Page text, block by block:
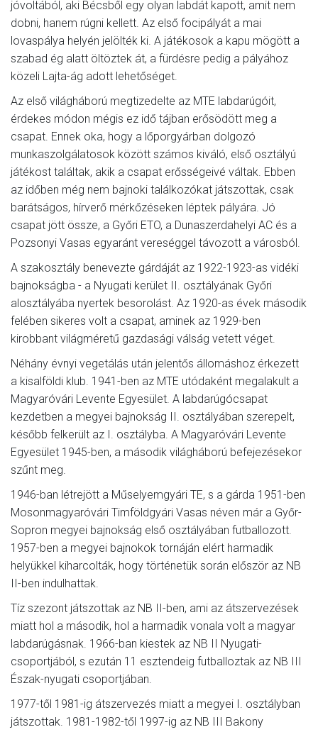
jóvoltából, aki Bécsből egy olyan labdát kapott, amit nem
dobni, hanem rúgni kellett. Az első focipályát a mai
lovaspálya helyén jelölték ki. A játékosok a kapu mögött a
szabad ég alatt öltöztek át, a fürdésre pedig a pályához
közeli Lajta-ág adott lehetőséget.
Az első világháború megtizedelte az MTE labdarúgóit,
érdekes módon mégis ez idő tájban erősödött meg a
csapat. Ennek oka, hogy a lőporgyárban dolgozó
munkaszolgálatosok között számos kiváló, első osztályú
játékost találtak, akik a csapat erősségeivé váltak. Ebben
az időben még nem bajnoki találkozókat játszottak, csak
barátságos, hírverő mérkőzéseken léptek pályára. Jó
csapat jött össze, a Győri ETO, a Dunaszerdahelyi AC és a
Pozsonyi Vasas egyaránt vereséggel távozott a városból.
A szakosztály benevezte gárdáját az 1922-1923-as vidéki
bajnokságba - a Nyugati kerület II. osztályának Győri
alosztályába nyertek besorolást. Az 1920-as évek második
felében sikeres volt a csapat, aminek az 1929-ben
kirobbant világméretű gazdasági válság vetett véget.
Néhány évnyi vegetálás után jelentős állomáshoz érkezett
a kisalföldi klub. 1941-ben az MTE utódaként megalakult a
Magyaróvári Levente Egyesület. A labdarúgócsapat
kezdetben a megyei bajnokság II. osztályában szerepelt,
később felkerült az I. osztályba. A Magyaróvári Levente
Egyesület 1945-ben, a második világháború befejezésekor
szűnt meg.
1946-ban létrejött a Műselyemgyári TE, s a gárda 1951-ben
Mosonmagyaróvári Timföldgyári Vasas néven már a Győr-
Sopron megyei bajnokság első osztályában futballozott.
1957-ben a megyei bajnokok tornáján elért harmadik
helyükkel kiharcolták, hogy történetük során először az NB
II-ben indulhattak.
Tíz szezont játszottak az NB II-ben, ami az átszervezések
miatt hol a második, hol a harmadik vonala volt a magyar
labdarúgásnak. 1966-ban kiestek az NB II Nyugati-
csoportjából, s ezután 11 esztendeig futballoztak az NB III
Észak-nyugati csoportjában.
1977-től 1981-ig átszervezés miatt a megyei I. osztályban
játszottak. 1981-1982-től 1997-ig az NB III Bakony